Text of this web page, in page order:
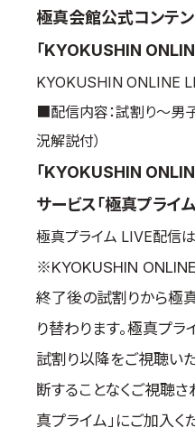
試
入門
青
一
取
よ
本
プ
サ
日
極真会館公式コンテ
「KYOKUSHIN
KYOKUSHIN ONLINE
■配信内容：試割り～男
況解説付）
「KYOKUSHIN
サービス「極真プライ
極真プライム LIVE配信は
※KYOKUSHIN
終了後の試割りから極
り替わります。極真プ
試割り以降をご視聴い
断することなくご視聴
真プライム」にご加入く